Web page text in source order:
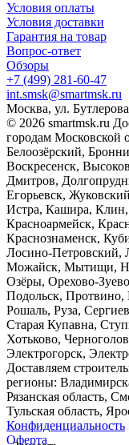
Условия оплаты
Условия доставки
Гарантия на товар
Вопрос-ответ
Обзоры
+7 (499) 281-60-47
int.smsk@smartmsk.ru
Москва, ул.
© 2026 smartmsk.ru
городам Московской
Белоозёрский,
Воскресенск,
Дмитров,
Егорьевск,
Истра, Кашира,
Красноармейск,
Краснознаменск,
Лосино-
Можайск, Мытищи,
Озёры, Орехово-
Подольск,
Рошаль, Руза,
Старая Купавна,
Хотьково,
Электрогорск,
Доставляем
регионы:
Рязанская область,
Тульская область,
Конфиденциальность
Оферта